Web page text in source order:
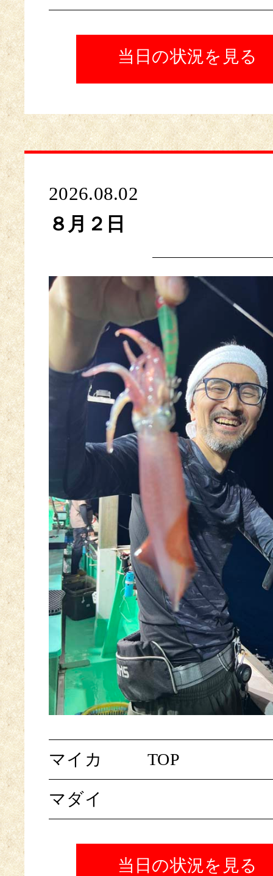
当日の状況を見る
2026.08.02
８月２日
マイカ TOP
マダイ
当日の状況を見る